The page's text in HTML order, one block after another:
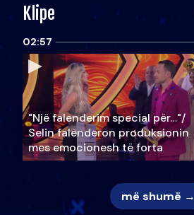
Klipe
02:57
"Një falenderim special për…"/
Selin falënderon produksionin
mes emocionesh të forta
më shumë →